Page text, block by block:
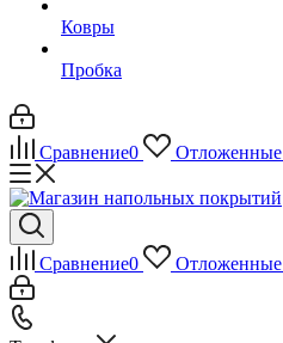
Ковры
Пробка
Сравнение0 Отложенные
Сравнение0 Отложенные